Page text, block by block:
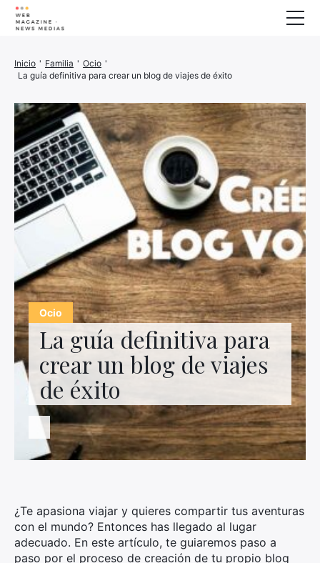
Ocio
La guía definitiva para
crear un blog de viajes
de éxito
Inicio ' Familia ' Ocio '
La guía definitiva para crear un blog de viajes de éxito
¿Te apasiona viajar y quieres compartir tus aventuras
con el mundo? Entonces has llegado al lugar
adecuado. En este artículo, te guiaremos paso a
paso por el proceso de creación de tu propio blog
Animales
Casa
Impresora 3D
Generador
Finanzas
Familia
Coche/Moto
Sobre nosotros
Contacto con nosotros